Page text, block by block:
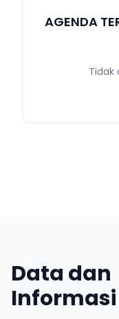
AGENDA
Tidak
Data dan
Informasi